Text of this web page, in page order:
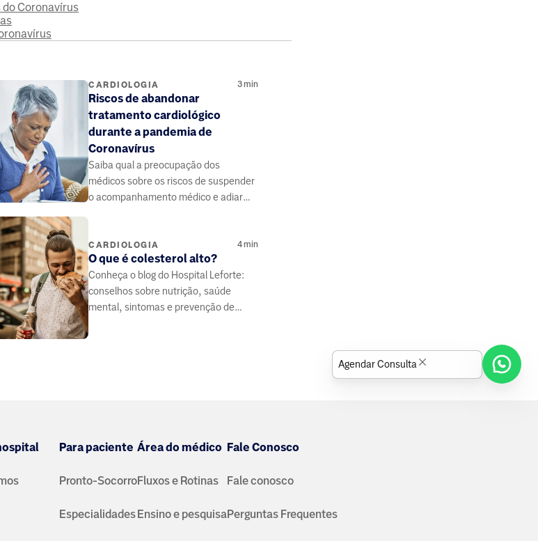
Coronavírus
CARDIOLOGIA 3min
Riscos de abandonar
tratamento cardiológico
durante a pandemia de
Coronavírus
Saiba qual a preocupação dos
médicos sobre os riscos de suspender
o acompanhamento médico e adiar
CARDIOLOGIA 4min
O que é colesterol alto?
Conheça o blog do Hospital Leforte:
conselhos sobre nutrição, saúde
mental, sintomas e prevenção de
Para paciente
Pronto-Socorro
Especialidades
Área do médico
Fluxos e Rotinas
Ensino e pesquisa
Fale Conosco
Fale conosco
Perguntas Frequentes
Agendar Consulta